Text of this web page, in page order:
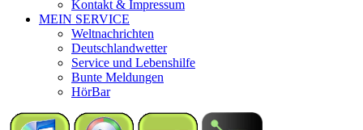
Kontakt & Impressum
MEIN SERVICE
Weltnachrichten
Deutschlandwetter
Service und Lebenshilfe
Bunte Meldungen
HörBar